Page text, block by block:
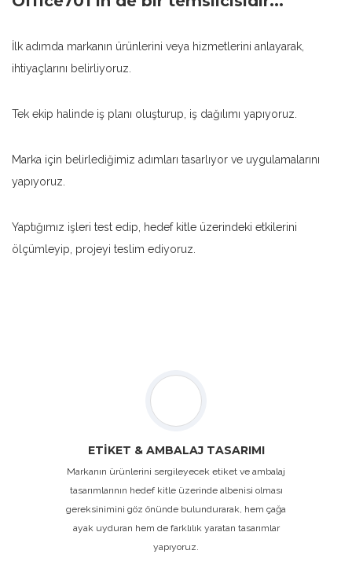
İlk adımda markanın ürünlerini veya hizmetlerini anlayarak,
ihtiyaçlarını belirliyoruz.
Tek ekip halinde iş planı oluşturup, iş dağılımı yapıyoruz.
Marka için belirlediğimiz adımları tasarlıyor ve uygulamalarını
yapıyoruz.
Yaptığımız işleri test edip, hedef kitle üzerindeki etkilerini
ölçümleyip, projeyi teslim ediyoruz.
ETİKET & AMBALAJ TASARIMI
Markanın ürünlerini sergileyecek etiket ve ambalaj
tasarımlarının hedef kitle üzerinde albenisi olması
gereksinimini göz önünde bulundurarak, hem çağa
ayak uyduran hem de farklılık yaratan tasarımlar
yapıyoruz.